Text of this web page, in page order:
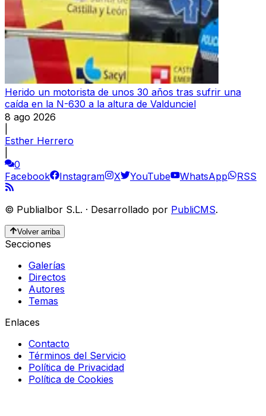
Herido un motorista de unos 30 años tras sufrir una
caída en la N-630 a la altura de Valdunciel
8 ago 2026
Esther Herrero
0
Facebook
Instagram X YouTube WhatsApp RSS
© Publialbor S.L. · Desarrollado por PubliCMS.
Volver arriba
Secciones
Galerías
Directos
Autores
Temas
Enlaces
Contacto
Términos del Servicio
Política de Privacidad
Política de Cookies